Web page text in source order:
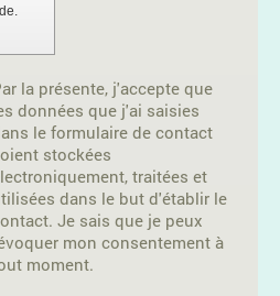
la présente, j'accepte que
données que j'ai saisies
le formulaire de contact
stockées
traitées et
dans le but d'établir le
Je sais que je peux
mon consentement à
moment.